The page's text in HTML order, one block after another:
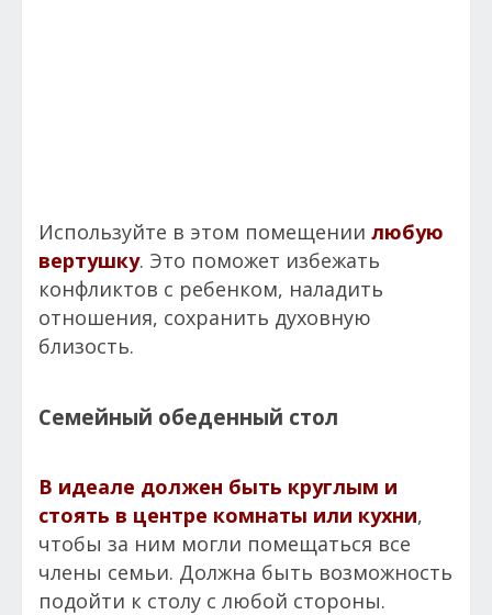
Используйте в этом помещении любую
вертушку. Это поможет избежать
конфликтов с ребенком, наладить
отношения, сохранить духовную
близость.
Семейный обеденный стол
В идеале должен быть круглым и
стоять в центре комнаты или кухни,
чтобы за ним могли помещаться все
члены семьи. Должна быть возможность
подойти к столу с любой стороны.